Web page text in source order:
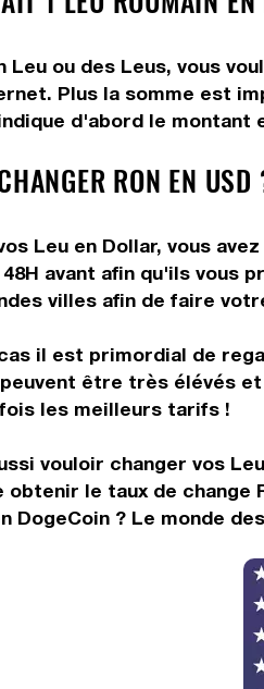
Leu ou des Leus, vous
Plus la somme est
d'abord le montant
RON EN
Leu en Dollar, vous
avant afin qu'ils vous
villes afin de faire
il est primordial de
être très élévés
les meilleurs tarifs !
vouloir changer vos
obtenir le taux de change
DogeCoin ? Le monde